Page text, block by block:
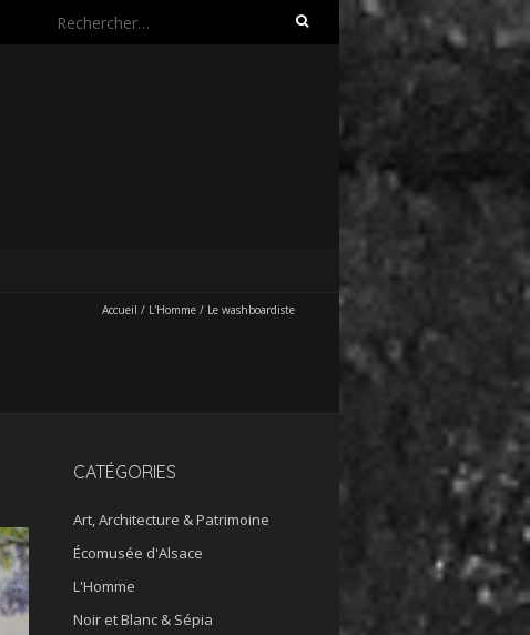
Rechercher :
Accueil / L'Homme / Le washboardiste
CATÉGORIES
Art, Architecture & Patrimoine
Écomusée d'Alsace
L'Homme
Noir et Blanc & Sépia